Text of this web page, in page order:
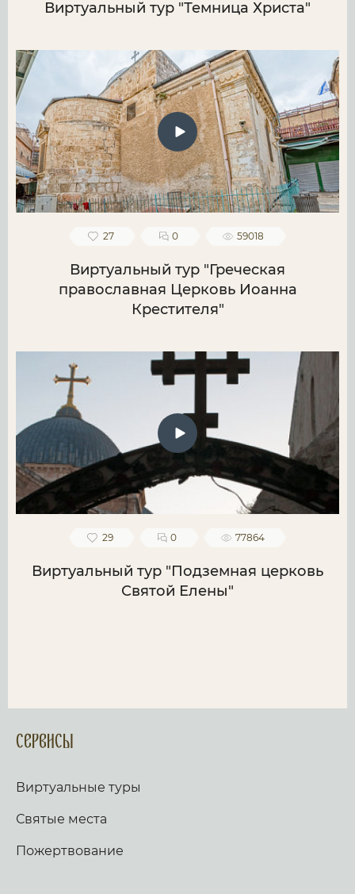
Виртуальный тур "Темница Христа"
27 0 59018
Виртуальный тур "Греческая
православная Церковь Иоанна
Крестителя"
29 0 77864
Виртуальный тур "Подземная церковь
Святой Елены"
Сервисы
Виртуальные туры
Святые места
Пожертвование